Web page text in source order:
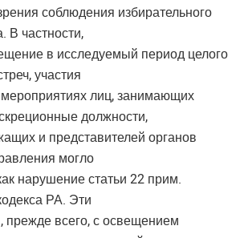
соблюдения избирательного
В частности,
в исследуемый период целого
участия
лиц, занимающих
должности,
и представителей органов
могло
нарушение статьи 22 прим.
РА. Эти
прежде всего, с освещением